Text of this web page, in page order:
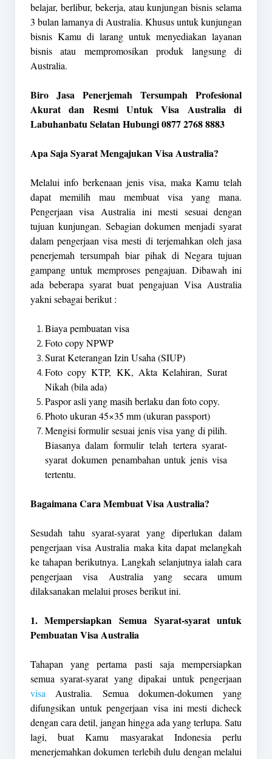
belajar, berlibur, bekerja, atau kunjungan bisnis selama
3 bulan lamanya di Australia. Khusus untuk kunjungan
bisnis Kamu di larang untuk menyediakan layanan
bisnis atau mempromosikan produk langsung di
Australia.
Biro Jasa Penerjemah Tersumpah Profesional
Akurat dan Resmi Untuk Visa Australia di
Labuhanbatu Selatan Hubungi 0877 2768 8883
Apa Saja Syarat Mengajukan Visa Australia?
Melalui info berkenaan jenis visa, maka Kamu telah
dapat memilih mau membuat visa yang mana.
Pengerjaan visa Australia ini mesti sesuai dengan
tujuan kunjungan. Sebagian dokumen menjadi syarat
dalam pengerjaan visa mesti di terjemahkan oleh jasa
penerjemah tersumpah biar pihak di Negara tujuan
gampang untuk memproses pengajuan. Dibawah ini
ada beberapa syarat buat pengajuan Visa Australia
yakni sebagai berikut :
Biaya pembuatan visa
Foto copy NPWP
Surat Keterangan Izin Usaha (SIUP)
Foto copy KTP, KK, Akta Kelahiran, Surat
Nikah (bila ada)
Paspor asli yang masih berlaku dan foto copy.
Photo ukuran 45×35 mm (ukuran passport)
Mengisi formulir sesuai jenis visa yang di pilih.
Biasanya dalam formulir telah tertera syarat-
syarat dokumen penambahan untuk jenis visa
tertentu.
Bagaimana Cara Membuat Visa Australia?
Sesudah tahu syarat-syarat yang diperlukan dalam
pengerjaan visa Australia maka kita dapat melangkah
ke tahapan berikutnya. Langkah selanjutnya ialah cara
pengerjaan visa Australia yang secara umum
dilaksanakan melalui proses berikut ini.
1. Mempersiapkan Semua Syarat-syarat untuk
Pembuatan Visa Australia
Tahapan yang pertama pasti saja mempersiapkan
semua syarat-syarat yang dipakai untuk pengerjaan
visa Australia. Semua dokumen-dokumen yang
difungsikan untuk pengerjaan visa ini mesti dicheck
dengan cara detil, jangan hingga ada yang terlupa. Satu
lagi, buat Kamu masyarakat Indonesia perlu
menerjemahkan dokumen terlebih dulu dengan melalui